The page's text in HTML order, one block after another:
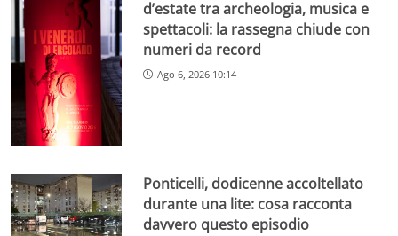
d’estate tra archeologia, musica e
spettacoli: la rassegna chiude con
numeri da record
Ago 6, 2026 10:14
Ponticelli, dodicenne accoltellato
durante una lite: cosa racconta
davvero questo episodio